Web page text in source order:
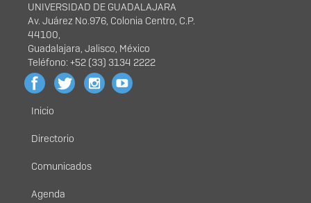
UNIVERSIDAD DE GUADALAJARA
Av. Juárez No.976, Colonia Centro, C.P.
44100,
Guadalajara, Jalisco, México
Teléfono: +52 (33) 3134 2222
Menú
principal
Inicio
Directorio
Comunicados
Agenda